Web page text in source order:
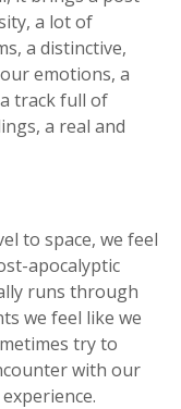
a lot of
a distinctive,
emotions, a
track full of
a real and
to space, we feel
apocalyptic
runs through
we feel like we
try to
with our